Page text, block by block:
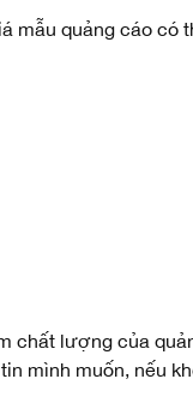
mẫu quảng cáo có
chất lượng của
mình muốn, nếu